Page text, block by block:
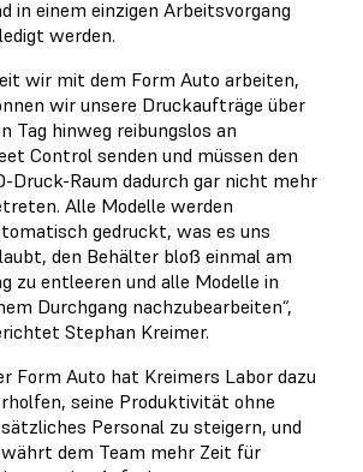
in einem einzigen Arbeitsvorgang
werden.
wir mit dem Form Auto arbeiten,
wir unsere Druckaufträge über
Tag hinweg reibungslos an
Control senden und müssen den
Druck-Raum dadurch gar nicht mehr
Alle Modelle werden
gedruckt, was es uns
den Behälter bloß einmal am
zu entleeren und alle Modelle in
Durchgang nachzubearbeiten“,
Stephan Kreimer.
Form Auto hat Kreimers Labor dazu
seine Produktivität ohne
Personal zu steigern, und
dem Team mehr Zeit für